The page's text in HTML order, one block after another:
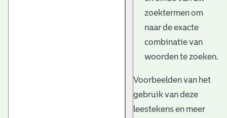
zoektermen om
naar de exacte
combinatie van
woorden te zoeken.
Voorbeelden van het
gebruik van deze
leestekens en meer